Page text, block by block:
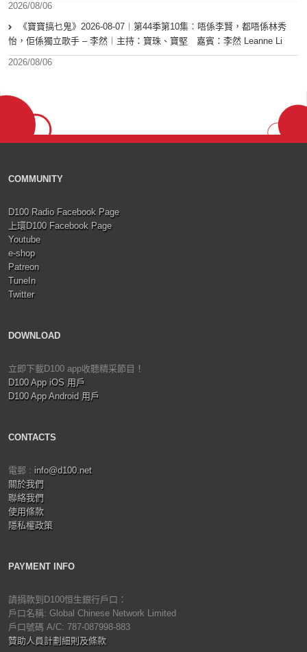
2026/08/06
《寶寶搞乜鬼》2026-08-07︱第44季第10集︰唔係李賢，都唔係林秀
怡，佢係獨立歌手 – 李然︱主持：寶珠、寶堅 嘉賓：李然 Leanne Li
2026/08/06
COMMUNITY
D100 Radio Facebook Page
上環D100 Facebook Page
Youtube
e-shop
Patreon
TuneIn
Twitter
DOWNLOAD
立即下載D100 app收聽精采節目！
D100 App iOS 用戶
D100 App Android 用戶
CONTACTS
電郵 : info@d100.net
關於我們
聯絡我們
使用條款
隱私權政策
PAYMENT INFO
請捐款到D100恒生銀行戶口：
戶口名稱: Global Chinese Network Limited
戶口號碼 A/C: 787-087998-883
贊助人員計劃細則及條款